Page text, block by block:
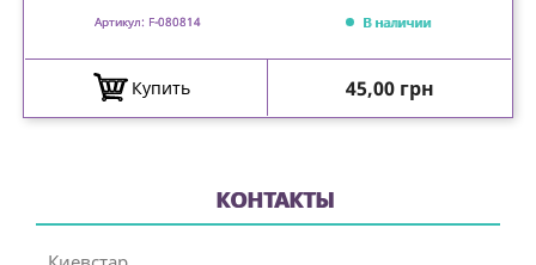
Артикул: F-080814 В наличии
Купить Цена
45,00 грн
КОНТАКТЫ